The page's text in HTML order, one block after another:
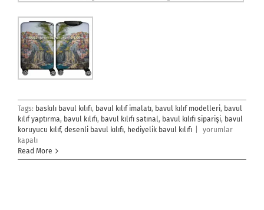
Tags: baskılı bavul kılıfı, bavul kılıf imalatı, bavul kılıf modelleri, bavul
kılıf yaptırma, bavul kılıfı, bavul kılıfı satınal, bavul kılıfı siparişi, bavul
koruyucu kılıf, desenli bavul kılıfı, hediyelik bavul kılıfı
Bavul
yorumlar
kapalı
Read More